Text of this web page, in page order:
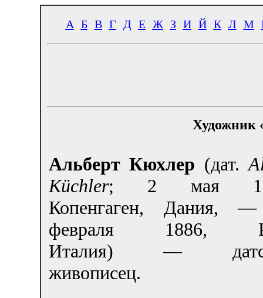
А Б В Г Д Е Ж З И Й К Л М
Художник
Альберт Кюхлер (дат.
Küchler; 2 мая
Копенгаген, Дания,
февраля 1886,
Италия) —
живописец.